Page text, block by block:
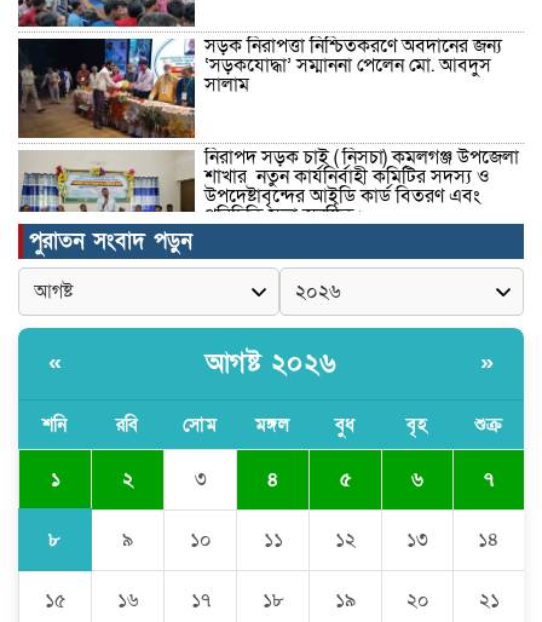
সড়ক নিরাপত্তা নিশ্চিতকরণে অবদানের জন্য
‘সড়কযোদ্ধা’ সম্মাননা পেলেন মো. আবদুস
সালাম
নিরাপদ সড়ক চাই ( নিসচা) কমলগঞ্জ উপজেলা
শাখার নতুন কার্যনির্বাহী কমিটির সদস্য ও
উপদেষ্টাবৃন্দের আইডি কার্ড বিতরণ এবং
পরিচিতি সভা অনুষ্ঠিত।
পত্নীতলা থানা পুলিশের মাদকবিরোধী
অভিযানে আটক ১
বৈষম্য-সন্ত্রাসী-চাঁদাবাজি-দলীয়করণ করতেই
অধ্যক্ষ নজরুল ইসলাম
ঠাকুরগাঁওয়ে ইজিবাইক চোরচক্রের ৩ সদস্য
গ্রেপ্তার, বিপুল পরিমাণ যন্ত্রাংশ উদ্ধার ‎
মুন্সীগঞ্জের টংগীবাড়ীতে ৭ ফুট ৬ ইঞ্চি উচ্চতার
পুরাতন সংবাদ পড়ুন
« আগষ্ট ২০২৬ »
শনি রবি সোম মঙ্গল বুধ বৃহ শুক্র
১ ২ ৩ ৪ ৫ ৬ ৭
৮ ৯ ১০ ১১ ১২ ১৩ ১৪
১৫ ১৬ ১৭ ১৮ ১৯ ২০ ২১